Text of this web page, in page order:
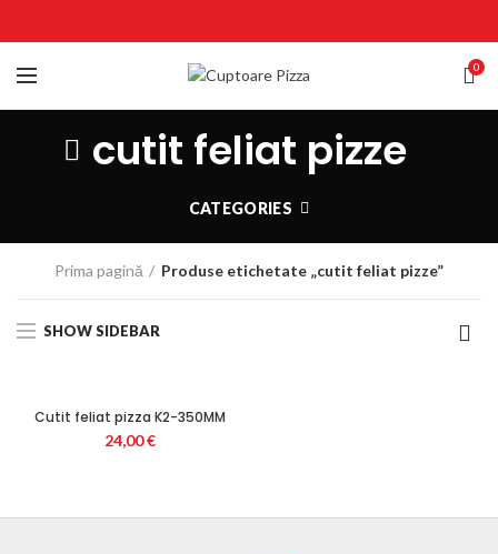
0
cutit feliat pizze
CATEGORIES
Prima pagină Produse etichetate „cutit feliat pizze”
SHOW SIDEBAR
Cutit feliat pizza K2-350MM
24,00€